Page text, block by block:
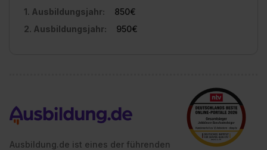
1. Ausbildungsjahr:
850€
2. Ausbildungsjahr:
950€
Ausbildung.de ist eines der führenden